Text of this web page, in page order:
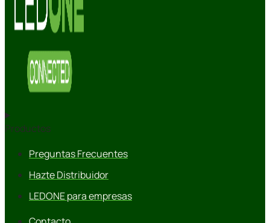
Productos
Preguntas Frecuentes
Hazte Distribuidor
LEDONE para empresas